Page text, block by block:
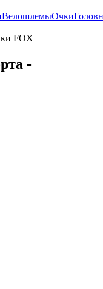
ВелошлемыОчки
FOX
-